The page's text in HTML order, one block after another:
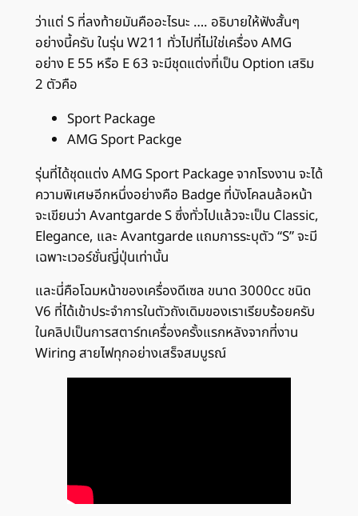
ว่าแต่ S ที่ลงท้ายมันคืออะไรนะ …. อธิบายให้ฟังสั้นๆ
อย่างนี้ครับ ในรุ่น W211 ทั่วไปที่ไม่ใช่เครื่อง AMG
อย่าง E 55 หรือ E 63 จะมีชุดแต่งที่เป็น Option เสริม
2 ตัวคือ
Sport Package
AMG Sport Packge
รุ่นที่ได้ชุดแต่ง AMG Sport Package จากโรงงาน จะได้
ความพิเศษอีกหนึ่งอย่างคือ Badge ที่บังโคลนล้อหน้า
จะเขียนว่า Avantgarde S ซึ่งทั่วไปแล้วจะเป็น Classic,
Elegance, และ Avantgarde แถมการระบุตัว “S” จะมี
เฉพาะเวอร์ชั่นญี่ปุ่นเท่านั้น
และนี่คือโฉมหน้าของเครื่องดีเซล ขนาด 3000cc ชนิด
V6 ที่ได้เข้าประจำการในตัวถังเดิมของเราเรียบร้อยครับ
ในคลิปเป็นการสตาร์ทเครื่องครั้งแรกหลังจากที่งาน
Wiring สายไฟทุกอย่างเสร็จสมบูรณ์